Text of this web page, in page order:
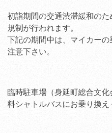
初詣期間の交通渋滞緩和の
規制が行われます。
下記の期間中は、マイカー
注意下さい。
臨時駐車場（身延町総合文
料シャトルバスにお乗り換え